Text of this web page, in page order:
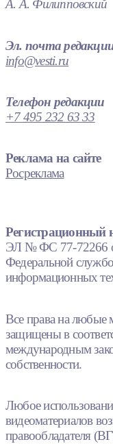
А. А. Филипповский
Эл. почта
info@vesti.ru
Телефон редакции
+7 495 232 63 33
Реклама на сайте
Росреклама
Регистрационный
ЭЛ № ФС 77-72266
Федеральной
информационных
Все права на любые
защищены в
международным
собственности.
Любое
видеоматериалов
правообладателя